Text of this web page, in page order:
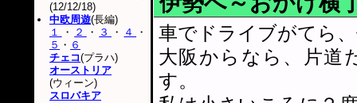
車でドライブがてら
大阪からなら、片道
す。
(12/12/18)
中欧周遊(長編)
１
・ ２ ・ ３ ・ ４
・
５ ・ ６
チェコ(プラハ)
オーストリア
(ウィーン)
スロバキア